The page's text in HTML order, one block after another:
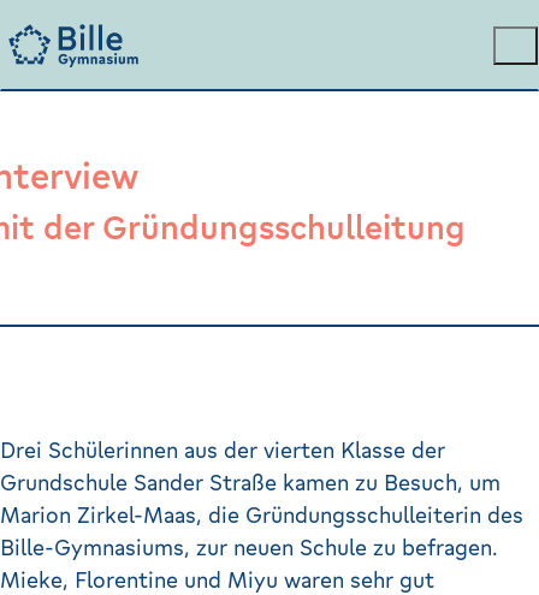
der Gründungsschulleitung
Drei Schülerinnen aus der vierten Klasse der
Grundschule Sander Straße kamen zu Besuch, um
Marion Zirkel-Maas, die Gründungsschulleiterin des
Bille-Gymnasiums, zur neuen Schule zu befragen.
Mieke, Florentine und Miyu waren sehr gut